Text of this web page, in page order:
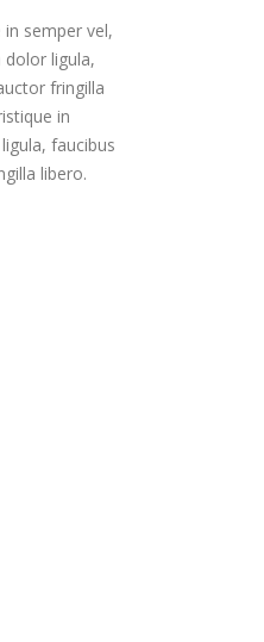
semper vel,
dolor ligula,
fringilla
in
faucibus
libero.